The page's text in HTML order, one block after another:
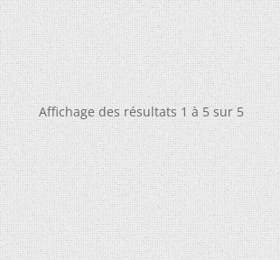
Affichage des résultats 1 à 5 sur 5